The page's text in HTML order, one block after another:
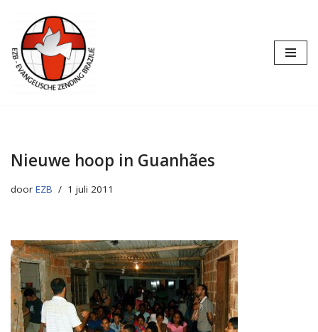
Ga
naar
de
inhoud
Nieuwe hoop in Guanhães
door EZB 1 juli 2011